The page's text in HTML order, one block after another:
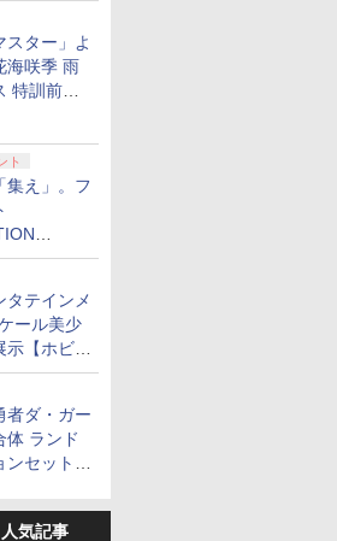
スター」よ
海咲季 雨
特訓前
ト
集え」。フ
より開催
タテインメ
ール美少
【ホビー
会】
者ダ・ガー
体 ランド
セット」
気記事